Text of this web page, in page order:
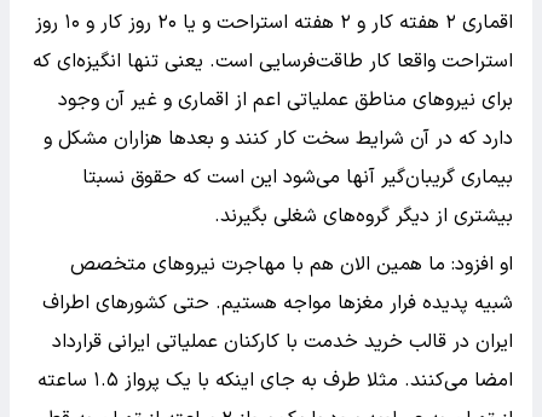
اقماری ۲ هفته کار و ۲ هفته استراحت و یا ۲۰ روز کار و ۱۰ روز
استراحت واقعا کار طاقت‌فرسایی است. یعنی تنها انگیزه‌ای که
برای نیروهای مناطق عملیاتی اعم از اقماری و غیر آن وجود
دارد که در آن شرایط سخت کار کنند و بعدها هزاران مشکل و
بیماری گریبان‌گیر آنها می‌شود این است که حقوق نسبتا
بیشتری از دیگر گروه‌های شغلی بگیرند.
او افزود: ما همین الان هم با مهاجرت نیروهای متخصص
شبیه پدیده فرار مغزها مواجه هستیم. حتی کشورهای اطراف
ایران در قالب خرید خدمت با کارکنان عملیاتی ایرانی قرارداد
امضا می‌کنند. مثلا طرف به جای اینکه با یک پرواز ۱.۵ ساعته